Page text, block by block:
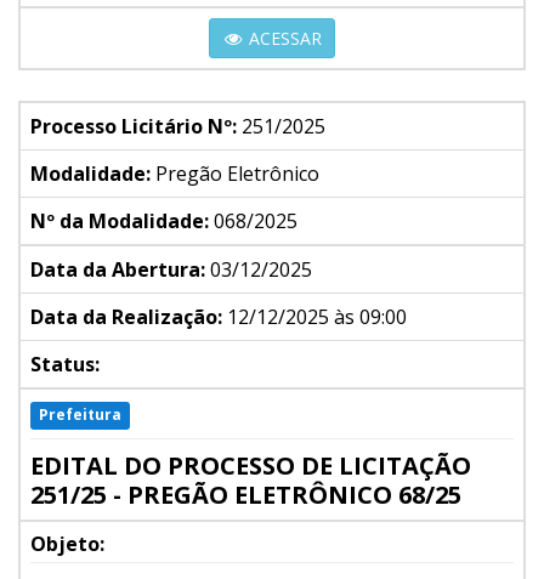
ACESSAR
Processo Licitário Nº: 251/2025
Modalidade: Pregão Eletrônico
Nº da Modalidade:068/2025
Data da Abertura:03/12/2025
Data da Realização: 12/12/2025 às 09:00
Status:
Prefeitura
EDITAL DO PROCESSO DE LICITAÇÃO
251/25 - PREGÃO ELETRÔNICO 68/25
Objeto: